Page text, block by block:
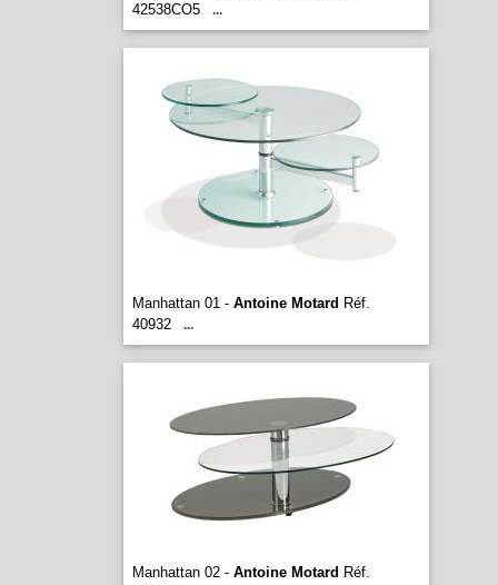
42538CO5
...
Manhattan 01 - Antoine Motard Réf.
40932
...
Manhattan 02 - Antoine Motard Réf.